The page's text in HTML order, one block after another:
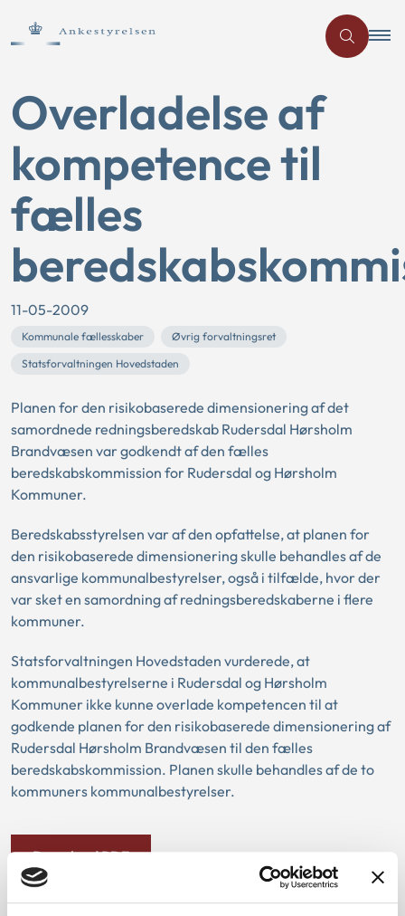
Overladelse af
kompetence til
fælles
11-05-2009
Kommunale fællesskaber
Øvrig forvaltningsret
Statsforvaltningen Hovedstaden
Planen for den risikobaserede dimensionering af det
samordnede redningsberedskab Rudersdal Hørsholm
Brandvæsen var godkendt af den fælles
beredskabskommission for Rudersdal og Hørsholm
Kommuner.
Beredskabsstyrelsen var af den opfattelse, at planen for
den risikobaserede dimensionering skulle behandles af de
ansvarlige kommunalbestyrelser, også i tilfælde, hvor der
var sket en samordning af redningsberedskaberne i flere
kommuner.
Statsforvaltningen Hovedstaden vurderede, at
kommunalbestyrelserne i Rudersdal og Hørsholm
Kommuner ikke kunne overlade kompetencen til at
godkende planen for den risikobaserede dimensionering af
Rudersdal Hørsholm Brandvæsen til den fælles
beredskabskommission. Planen skulle behandles af de to
kommuners kommunalbestyrelser.
Download PDF